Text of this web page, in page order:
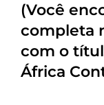
(Você
completa
com o
África